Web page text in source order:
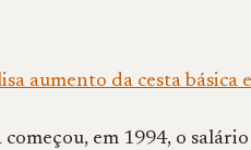
aumento da cesta básica
em 1994, o